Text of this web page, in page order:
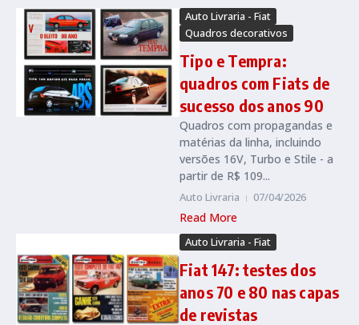
Auto Livraria - Fiat
Quadros decorativos
Tipo e Tempra:
quadros com Fiats de
sucesso dos anos 90
Quadros com propagandas e
matérias da linha, incluindo
versões 16V, Turbo e Stile - a
partir de R$ 109...
Auto Livraria 07/04/2026
Read More
Auto Livraria - Fiat
Fiat 147: testes dos
anos 70 e 80 nas capas
de revistas